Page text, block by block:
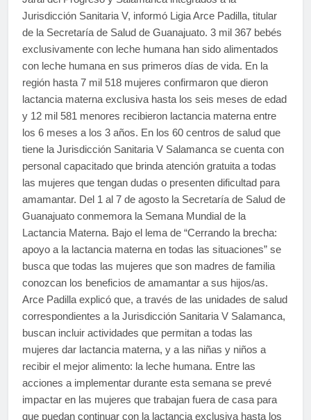
Jurisdicción Sanitaria V, informó Ligia Arce Padilla, titular
de la Secretaría de Salud de Guanajuato. 3 mil 367 bebés
exclusivamente con leche humana han sido alimentados
con leche humana en sus primeros días de vida. En la
región hasta 7 mil 518 mujeres confirmaron que dieron
lactancia materna exclusiva hasta los seis meses de edad
y 12 mil 581 menores recibieron lactancia materna entre
los 6 meses a los 3 años. En los 60 centros de salud que
tiene la Jurisdicción Sanitaria V Salamanca se cuenta con
personal capacitado que brinda atención gratuita a todas
las mujeres que tengan dudas o presenten dificultad para
amamantar. Del 1 al 7 de agosto la Secretaría de Salud de
Guanajuato conmemora la Semana Mundial de la
Lactancia Materna. Bajo el lema de “Cerrando la brecha:
apoyo a la lactancia materna en todas las situaciones” se
busca que todas las mujeres que son madres de familia
conozcan los beneficios de amamantar a sus hijos/as.
Arce Padilla explicó que, a través de las unidades de salud
correspondientes a la Jurisdicción Sanitaria V Salamanca,
buscan incluir actividades que permitan a todas las
mujeres dar lactancia materna, y a las niñas y niños a
recibir el mejor alimento: la leche humana. Entre las
acciones a implementar durante esta semana se prevé
impactar en las mujeres que trabajan fuera de casa para
que puedan continuar con la lactancia exclusiva hasta los